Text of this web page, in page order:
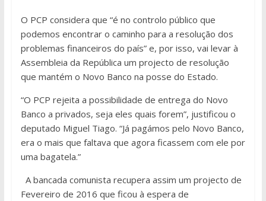
O PCP considera que “é no controlo público que
podemos encontrar o caminho para a resolução dos
problemas financeiros do país” e, por isso, vai levar à
Assembleia da República um projecto de resolução
que mantém o Novo Banco na posse do Estado.
“O PCP rejeita a possibilidade de entrega do Novo
Banco a privados, seja eles quais forem”, justificou o
deputado Miguel Tiago. “Já pagámos pelo Novo Banco,
era o mais que faltava que agora ficassem com ele por
uma bagatela.”
A bancada comunista recupera assim um projecto de
Fevereiro de 2016 que ficou à espera de